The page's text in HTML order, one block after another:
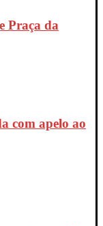
Praça da
com apelo ao